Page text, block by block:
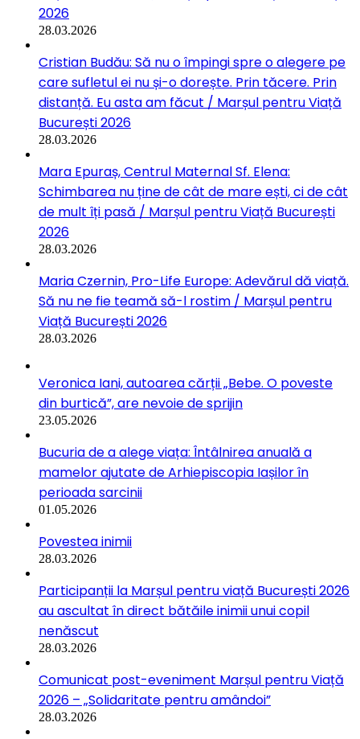
2026
28.03.2026
Cristian Budău: Să nu o împingi spre o alegere pe
care sufletul ei nu și-o dorește. Prin tăcere. Prin
distanță. Eu asta am făcut / Marșul pentru Viață
București 2026
28.03.2026
Mara Epuraș, Centrul Maternal Sf. Elena:
Schimbarea nu ține de cât de mare ești, ci de cât
de mult îți pasă / Marșul pentru Viață București
2026
28.03.2026
Maria Czernin, Pro-Life Europe: Adevărul dă viață.
Să nu ne fie teamă să-l rostim / Marșul pentru
Viață București 2026
28.03.2026
Veronica Iani, autoarea cărții „Bebe. O poveste
din burtică”, are nevoie de sprijin
23.05.2026
Bucuria de a alege viața: Întâlnirea anuală a
mamelor ajutate de Arhiepiscopia Iașilor în
perioada sarcinii
01.05.2026
Povestea inimii
28.03.2026
Participanții la Marșul pentru viață București 2026
au ascultat în direct bătăile inimii unui copil
nenăscut
28.03.2026
Comunicat post-eveniment Marșul pentru Viață
2026 – „Solidaritate pentru amândoi”
28.03.2026